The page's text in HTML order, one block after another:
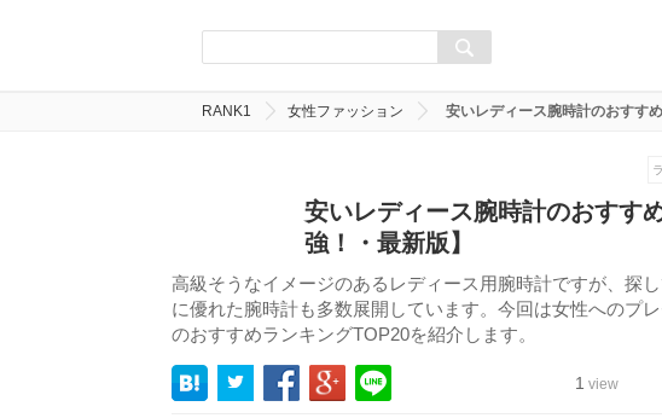
RANK1 女性ファッション 安いレディース腕時計のおすす
安いレディース腕時計のおすす
強！・最新版】
高級そうなイメージのあるレディース用腕時計ですが、探
に優れた腕時計も多数展開しています。今回は女性へのプ
のおすすめランキングTOP20を紹介します。
1 view